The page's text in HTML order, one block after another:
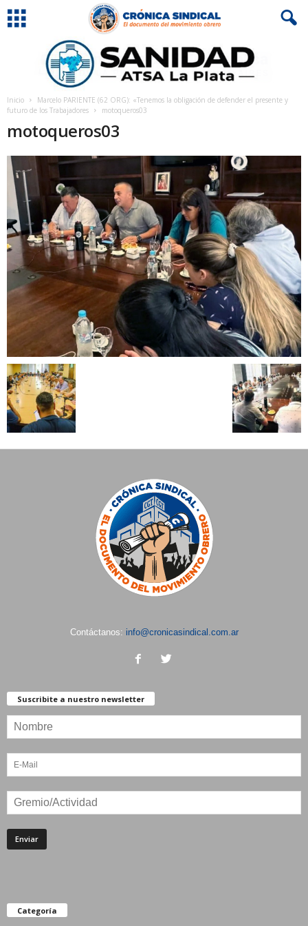
Inicio
Marcelo PARIENTE (62 ORG): «Tenemos la obligación de defender el presente y
futuro de los Trabajadores
motoqueros03
motoqueros03
Contáctanos: info@cronicasindical.com.ar
Suscribite a nuestro newsletter
Categoría